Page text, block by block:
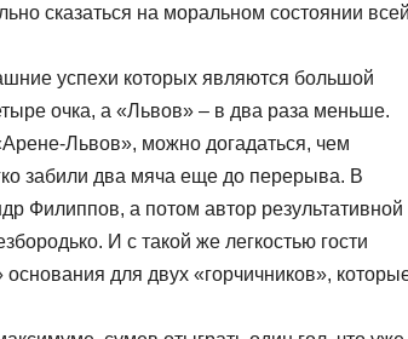
сказаться на моральном состоянии
успехи которых являются большой
очка, а «Львов» – в два раза меньше.
Львов», можно догадаться, чем
забили два мяча еще до перерыва. В
Филиппов, а потом автор результативной
И с такой же легкостью гости
для двух «горчичников»,